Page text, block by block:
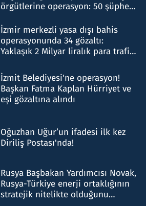
örgütlerine operasyon: 50 şüpheli
İzmir merkezli yasa dışı bahis
operasyonunda 34 gözaltı:
Yaklaşık 2 Milyar liralık para trafiği
İzmit Belediyesi'ne operasyon!
Başkan Fatma Kaplan Hürriyet ve
eşi gözaltına alındı
Oğuzhan Uğur’un ifadesi ilk kez
Diriliş Postası'nda!
Rusya Başbakan Yardımcısı Novak,
Rusya-Türkiye enerji ortaklığının
stratejik nitelikte olduğunu